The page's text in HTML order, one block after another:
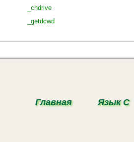
_chdrive
_getdcwd
Главная Язык С